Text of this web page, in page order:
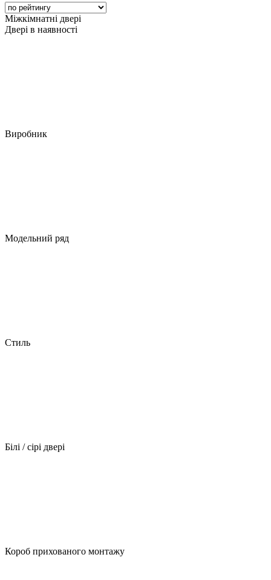
Міжкімнатні двері
Двері в наявності
Виробник
Модельний ряд
Стиль
Білі / сірі двері
Короб прихованого монтажу